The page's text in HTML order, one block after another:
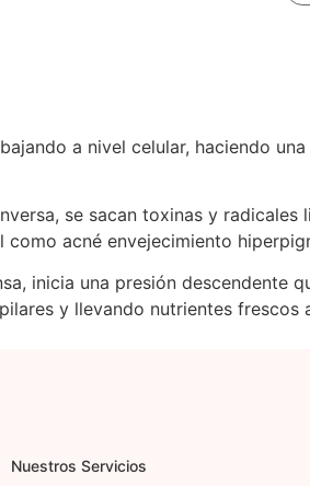
a nivel celular, haciendo
se sacan toxinas y
acné envejecimiento
inicia una presión
y llevando nutrientes
Nuestros Servicios